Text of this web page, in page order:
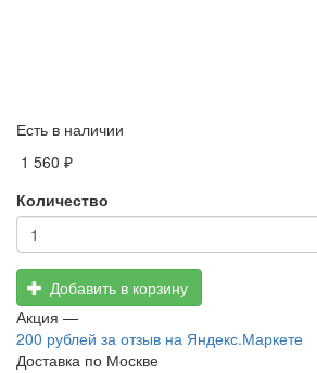
Есть в наличии
1 560 ₽
Количество
Добавить в корзину
Акция —
200 рублей за отзыв на Яндекс.Маркете
Доставка по Москве